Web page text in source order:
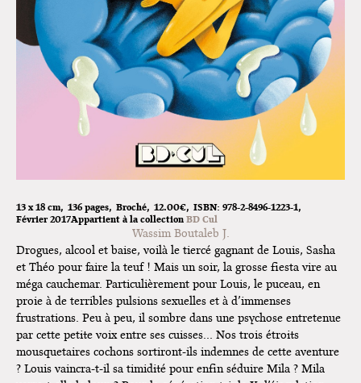
13 x 18 cm 136 pages Broché 12.00€ ISBN: 978-2-8496-1223-1
Février 2017Appartient à la collection BD Cul
Wassim Boutaleb J.
Drogues, alcool et baise, voilà le tiercé gagnant de Louis, Sasha
et Théo pour faire la teuf ! Mais un soir, la grosse fiesta vire au
méga cauchemar. Particulièrement pour Louis, le puceau, en
proie à de terribles pulsions sexuelles et à d’immenses
frustrations. Peu à peu, il sombre dans une psychose entretenue
par cette petite voix entre ses cuisses… Nos trois étroits
mousquetaires cochons sortiront-ils indemnes de cette aventure
? Louis vaincra-t-il sa timidité pour enfin séduire Mila ? Mila
L'exposition de Fungirl à
Montpellier !
Lancements de "Ras le bol" de
Exposition "Fungirl : Funeral
Tournée "Vulva Viking" : Elizabeth
Dédicace de Gwénola Carrère à
Bruxelles